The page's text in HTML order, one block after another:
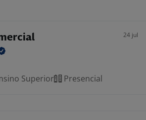
24 jul
Superior Presencial